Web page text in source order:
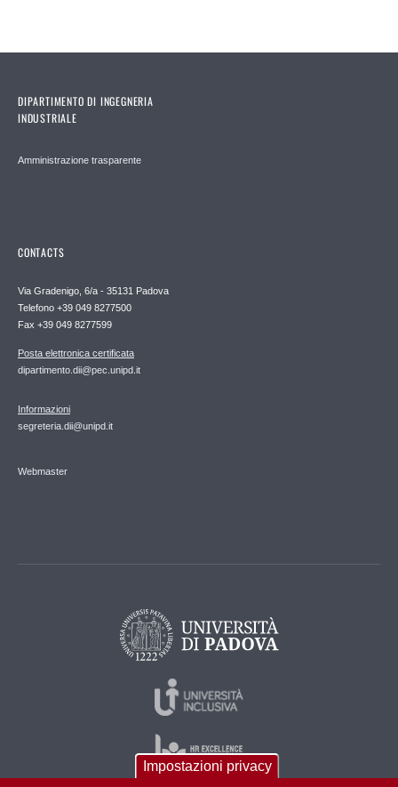
DIPARTIMENTO DI INGEGNERIA
INDUSTRIALE
Amministrazione trasparente
CONTACTS
Via Gradenigo, 6/a - 35131 Padova
Telefono +39 049 8277500
Fax +39 049 8277599
Posta elettronica certificata
dipartimento.dii@pec.unipd.it
Informazioni
segreteria.dii@unipd.it
Webmaster
Impostazioni privacy